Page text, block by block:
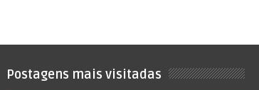
Postagens mais visitadas